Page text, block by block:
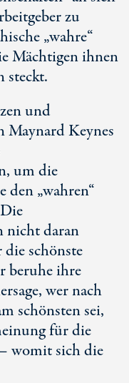
zu
„wahre“
Mächtigen ihnen
steckt.
und
Maynard Keynes
um die
„wahren“
nicht daran
schönste
beruhe ihre
wer nach
schönsten sei,
für die
womit sich die